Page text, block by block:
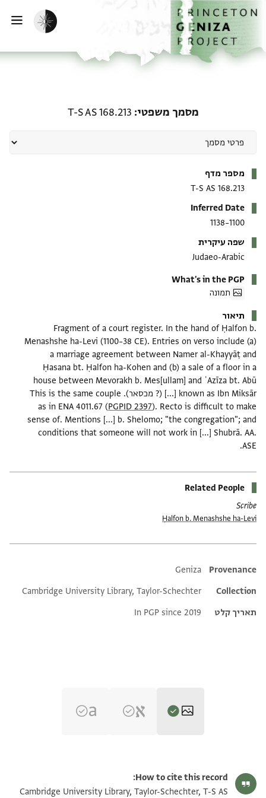
לתוכןהבית
הפעלת מצב כהה
מסמך משפטי T-S AS 168.213
מספר מדף
T-S AS 168.213
Inferred Date
1100–1138
שפה עיקרית
Judaeo-Arabic
What's in the PGP
תמונה
תיאור
Fragment of a court register. In the hand of Ḥalfon b.
Menashshe ha-Levi (1100–38 CE). Entries on verso include (a)
a marriage agreement between Namer al-Khayyāṭ and
Ḥasana bt. Ḥalfon ha-Kohen and (b) a sale of a floor in a
house between Mevorakh b. Mes[ullam] and ʿAzīza bt. Abū
[...] known as Ibn Miksār (? מכסאר). This is the same couple
as in ENA 4011.67 (PGPID 2397). Recto is difficult to make
sense of. Mentions [...] b. Shelomo; "the congregation"; and
conditions that someone will not work in [...] Shubrā. AA.
ASE.
Related People
Scribe
Ḥalfon b. Menashshe ha-Levi
Additional metadata
Provenance
Geniza
Collection
Cambridge University Library, Taylor-Schechter
תאריך קלט
In PGP since 2019
T-S AS 168.213 1v הגדל וסובב
How to cite this record:
Cambridge University Library, Taylor-Schechter, T-S AS